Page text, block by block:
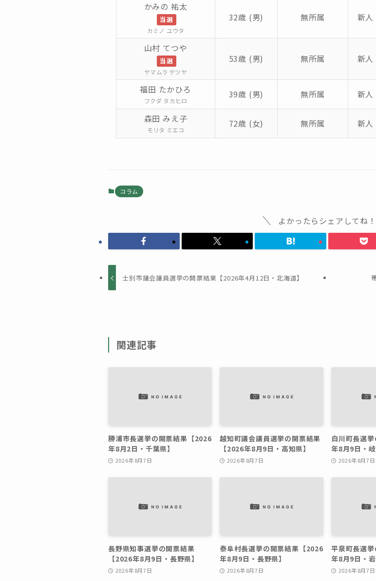
かみの 祐太
当選
カミノ ユウタ
32歳 (男) 無所属 新人
山村 てつや
当選
ヤマムラ テツヤ
53歳 (男) 無所属 新人
福田 たかひろ
フクダ タカヒロ
39歳 (男) 無所属 新人
森田 みえ子
モリタ ミエコ
72歳 (女) 無所属 新人
コラム
よかったらシェアしてね！
士別市議会議員選挙の開票結果【2026年4月12日・北海道】
関連記事
勝浦市長選挙の開票結果【2026
年8月2日・千葉県】
2026年8月7日
越知町議会議員選挙の開票結果
【2026年8月9日・高知県】
2026年8月7日
白川町長選
年8月9日・岐
2026年8月7日
長野県知事選挙の開票結果
【2026年8月9日・長野県】
2026年8月7日
泰阜村長選挙の開票結果【2026
年8月9日・長野県】
2026年8月7日
平泉町長選
年8月9日・岩
2026年8月7日